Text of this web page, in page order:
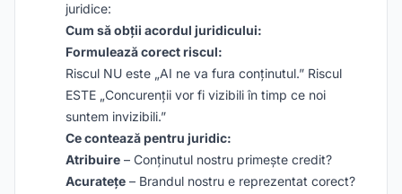
juridice:
Cum să obții acordul juridicului:
Formulează corect riscul:
Riscul NU este „AI ne va fura conținutul.” Riscul
ESTE „Concurenții vor fi vizibili în timp ce noi
suntem invizibili.”
Ce contează pentru juridic:
Atribuire – Conținutul nostru primește credit?
Acuratețe – Brandul nostru e reprezentat corect?